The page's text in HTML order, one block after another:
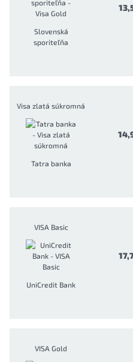
Slovenská
sporiteľňa
Visa zlatá súkromná
Tatra banka
VISA Basic
UniCredit Bank
VISA Gold